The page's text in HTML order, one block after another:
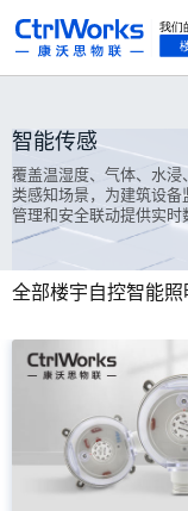
智能传感
覆盖温湿度、气体、水浸
类感知场景，为建筑设备
管理和安全联动提供实时
力。
全部楼宇自控智能照